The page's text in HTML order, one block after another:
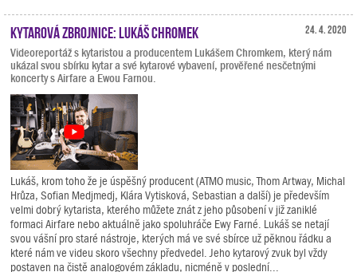
24. 4. 2020
Kytarová zbrojnice: Lukáš Chromek
Videoreportáž s kytaristou a producentem Lukášem Chromkem, který nám
ukázal svou sbírku kytar a své kytarové vybavení, prověřené nesčetnými
koncerty s Airfare a Ewou Farnou.
Lukáš, krom toho že je úspěšný producent (ATMO music, Thom Artway, Michal
Hrůza, Sofian Medjmedj, Klára Vytisková, Sebastian a další) je především
velmi dobrý kytarista, kterého můžete znát z jeho působení v již zaniklé
formaci Airfare nebo aktuálně jako spoluhráče Ewy Farné. Lukáš se netají
svou vášní pro staré nástroje, kterých má ve své sbírce už pěknou řádku a
které nám ve videu skoro všechny předvedel. Jeho kytarový zvuk byl vždy
postaven na čistě analogovém základu, nicméně v poslední...